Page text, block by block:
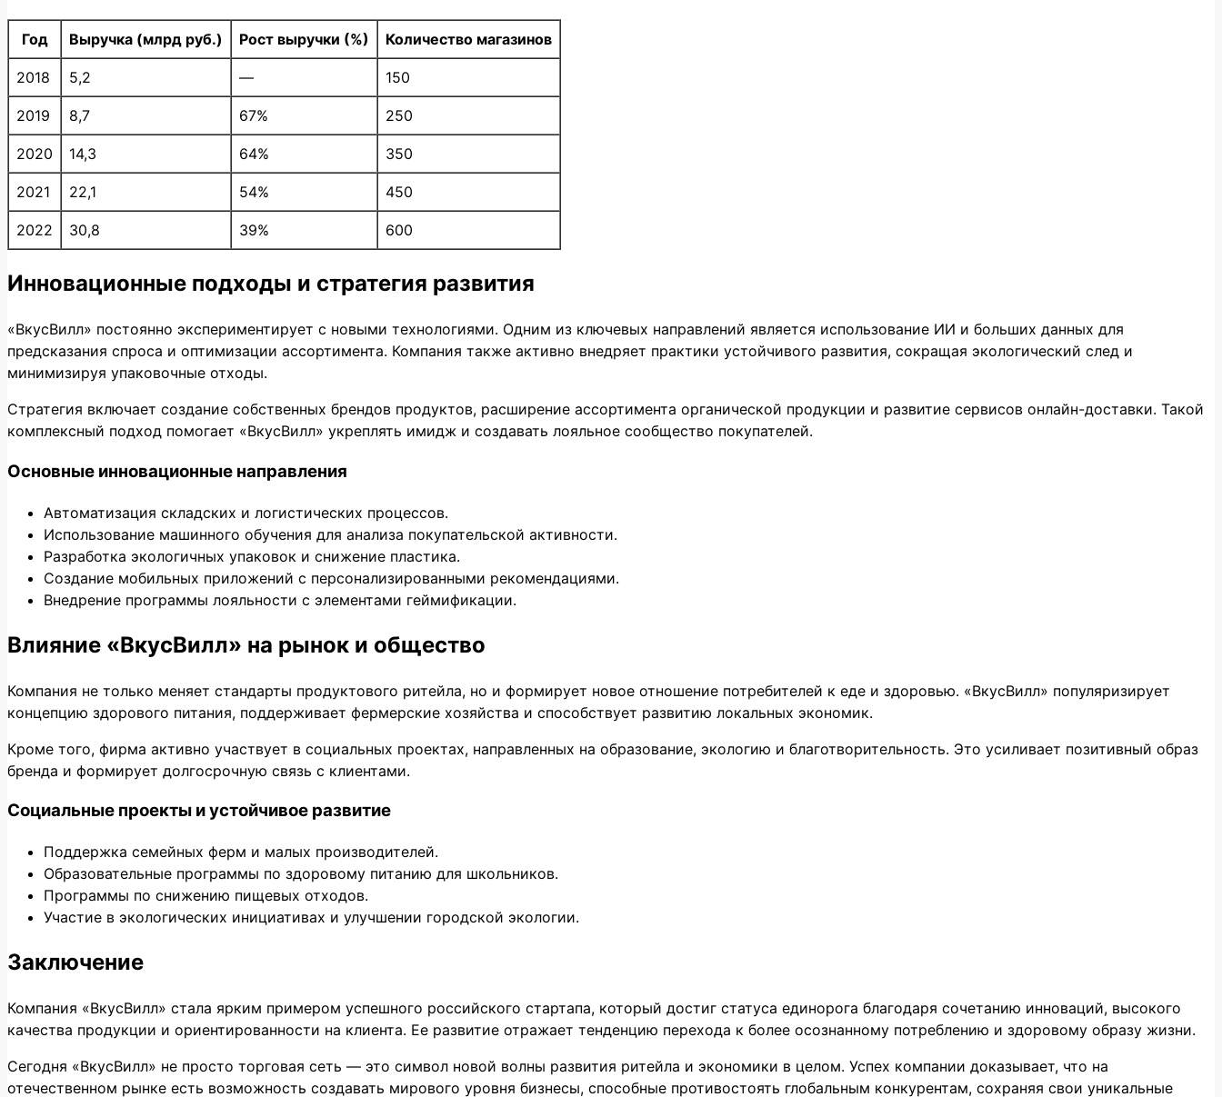
Год Выручка (млрд руб.) Рост выручки (%) Количество магазинов
2018 5,2 — 150
2019 8,7 67% 250
2020 14,3 64% 350
2021 22,1 54% 450
2022 30,8 39% 600
Инновационные подходы и стратегия развития
«ВкусВилл» постоянно экспериментирует с новыми технологиями. Одним из ключевых направлений является использование ИИ и больших данных для
предсказания спроса и оптимизации ассортимента. Компания также активно внедряет практики устойчивого развития, сокращая экологический след и
минимизируя упаковочные отходы.
Стратегия включает создание собственных брендов продуктов, расширение ассортимента органической продукции и развитие сервисов онлайн-доставки. Такой
комплексный подход помогает «ВкусВилл» укреплять имидж и создавать лояльное сообщество покупателей.
Основные инновационные направления
Автоматизация складских и логистических процессов.
Использование машинного обучения для анализа покупательской активности.
Разработка экологичных упаковок и снижение пластика.
Создание мобильных приложений с персонализированными рекомендациями.
Внедрение программы лояльности с элементами геймификации.
Влияние «ВкусВилл» на рынок и общество
Компания не только меняет стандарты продуктового ритейла, но и формирует новое отношение потребителей к еде и здоровью. «ВкусВилл» популяризирует
концепцию здорового питания, поддерживает фермерские хозяйства и способствует развитию локальных экономик.
Кроме того, фирма активно участвует в социальных проектах, направленных на образование, экологию и благотворительность. Это усиливает позитивный образ
бренда и формирует долгосрочную связь с клиентами.
Социальные проекты и устойчивое развитие
Поддержка семейных ферм и малых производителей.
Образовательные программы по здоровому питанию для школьников.
Программы по снижению пищевых отходов.
Участие в экологических инициативах и улучшении городской экологии.
Заключение
Компания «ВкусВилл» стала ярким примером успешного российского стартапа, который достиг статуса единорога благодаря сочетанию инноваций, высокого
качества продукции и ориентированности на клиента. Ее развитие отражает тенденцию перехода к более осознанному потреблению и здоровому образу жизни.
Сегодня «ВкусВилл» не просто торговая сеть — это символ новой волны развития ритейла и экономики в целом. Успех компании доказывает, что на
отечественном рынке есть возможность создавать мирового уровня бизнесы, способные противостоять глобальным конкурентам, сохраняя свои уникальные